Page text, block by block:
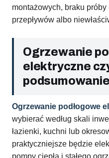
montażowych, braku
przepływów albo
Ogrzewanie
elektryczne
Ogrzewanie podłogowe
wybierać według skali
łazienki, kuchni lub
praktyczniejsze będzie